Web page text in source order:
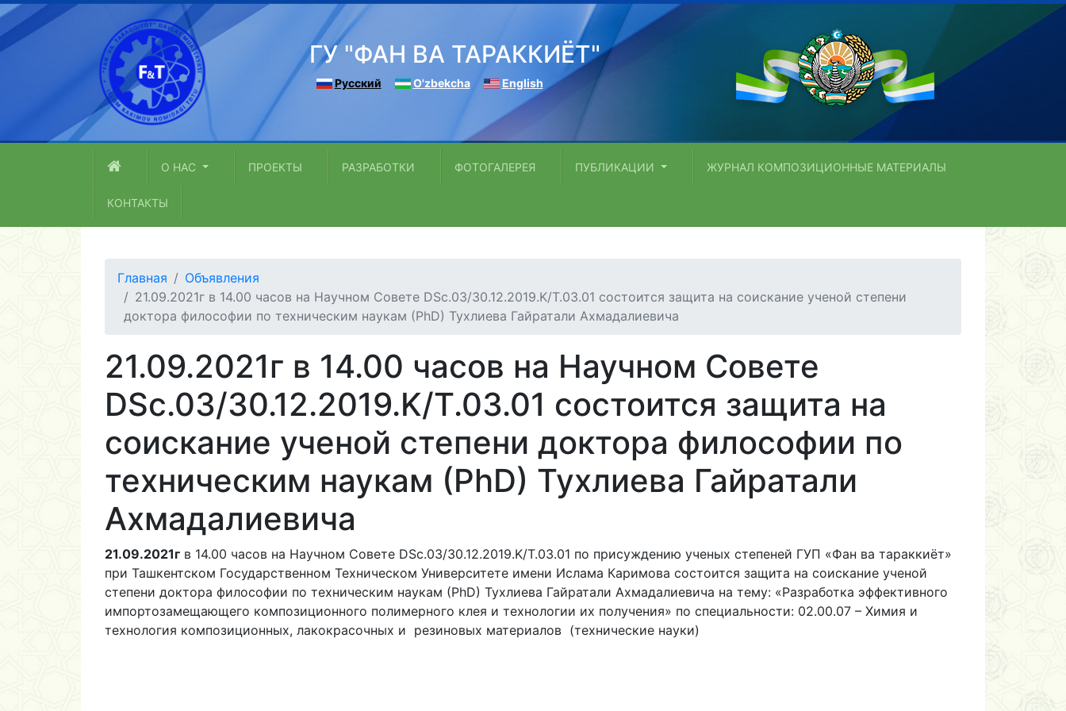
ГУ "ФАН ВА ТАРАККИЁТ"
Русский O'zbekcha English
О НАС ПРОЕКТЫ РАЗРАБОТКИ ФОТОГАЛЕРЕЯ ПУБЛИКАЦИИ ЖУРНАЛ КОМПОЗИЦИОННЫЕ МАТЕРИАЛЫ
КОНТАКТЫ
Главная
Объявления
21.09.2021г в 14.00 часов на Научном Совете DSc.03/30.12.2019.K/T.03.01 состоится защита на соискание ученой степени
доктора философии по техническим наукам (РhD) Тухлиева Гайратали Ахмадалиевича
21.09.2021г в 14.00 часов на Научном Совете
DSc.03/30.12.2019.K/T.03.01 состоится защита на
соискание ученой степени доктора философии по
техническим наукам (РhD) Тухлиева Гайратали
Ахмадалиевича
21.09.2021г в 14.00 часов на Научном Совете DSc.03/30.12.2019.K/T.03.01 по присуждению ученых степеней ГУП «Фан ва тараккиёт»
при Ташкентском Государственном Техническом Университете имени Ислама Каримова состоится защита на соискание ученой
степени доктора философии по техническим наукам (РhD) Тухлиева Гайратали Ахмадалиевича на тему: «Разработка эффективного
импортозамещающего композиционного полимерного клея и технологии их получения» по специальности: 02.00.07 – Химия и
технология композиционных, лакокрасочных и резиновых материалов (технические науки)